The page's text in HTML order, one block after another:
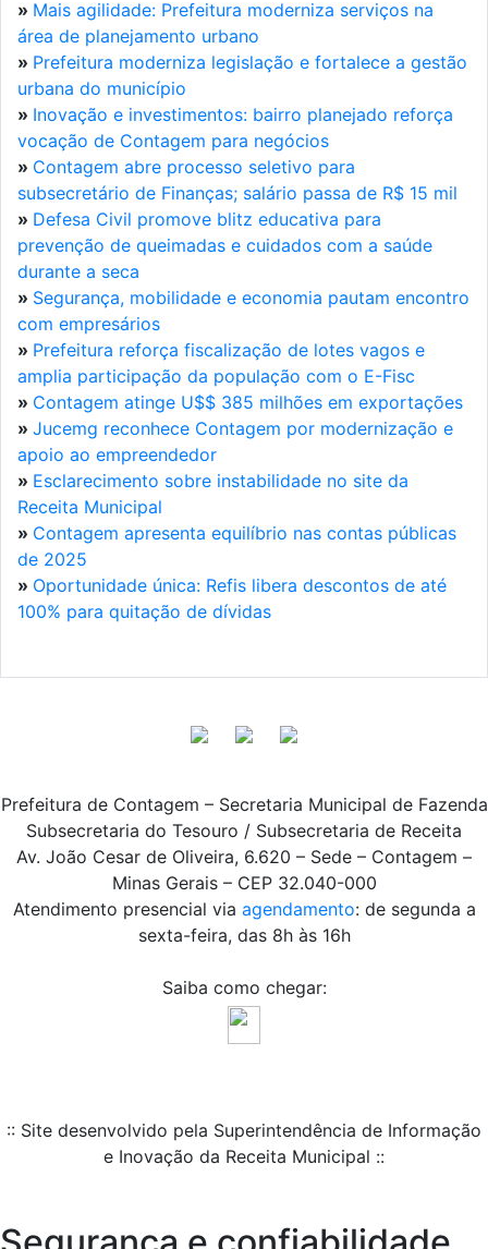
» Mais agilidade: Prefeitura moderniza serviços na
área de planejamento urbano
» Prefeitura moderniza legislação e fortalece a gestão
urbana do município
» Inovação e investimentos: bairro planejado reforça
vocação de Contagem para negócios
» Contagem abre processo seletivo para
subsecretário de Finanças; salário passa de R$ 15 mil
» Defesa Civil promove blitz educativa para
prevenção de queimadas e cuidados com a saúde
durante a seca
» Segurança, mobilidade e economia pautam encontro
com empresários
» Prefeitura reforça fiscalização de lotes vagos e
amplia participação da população com o E-Fisc
» Contagem atinge U$$ 385 milhões em exportações
» Jucemg reconhece Contagem por modernização e
apoio ao empreendedor
» Esclarecimento sobre instabilidade no site da
Receita Municipal
» Contagem apresenta equilíbrio nas contas públicas
de 2025
» Oportunidade única: Refis libera descontos de até
100% para quitação de dívidas
Prefeitura de Contagem – Secretaria Municipal de Fazenda
Subsecretaria do Tesouro / Subsecretaria de Receita
Av. João Cesar de Oliveira, 6.620 – Sede – Contagem –
Minas Gerais – CEP 32.040-000
Atendimento presencial via agendamento: de segunda a
sexta-feira, das 8h às 16h
Saiba como chegar:
:: Site desenvolvido pela Superintendência de Informação
e Inovação da Receita Municipal ::